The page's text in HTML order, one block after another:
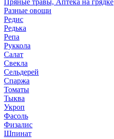
Разные овощи
Редис
Редька
Репа
Руккола
Салат
Свекла
Сельдерей
Спаржа
Томаты
Тыква
Укроп
Фасоль
Физалис
Шпинат